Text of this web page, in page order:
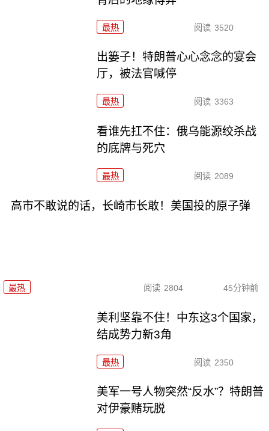
最热 阅读 3520
出篓子！特朗普心心念念的宴会
厅，被法官喊停
最热 阅读 3363
看谁先扛不住：俄乌能源绞杀战
的底牌与死穴
最热 阅读 2089
高市不敢说的话，长崎市长敢！美国投的原子弹
最热 阅读 2804 45分钟前
美利坚靠不住！中东这3个国家，
结成势力新3角
最热 阅读 2350
美军一号人物突然“反水”？特朗普
对伊豪赌玩脱